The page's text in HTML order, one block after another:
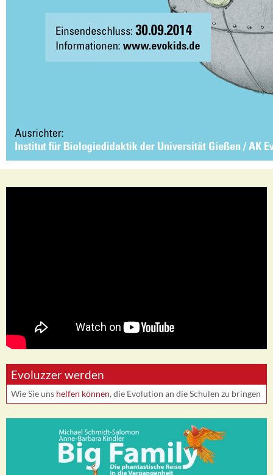
Evoluzzer werden
Wie Sie uns helfen können, die Evolution an die Schulen zu bringen